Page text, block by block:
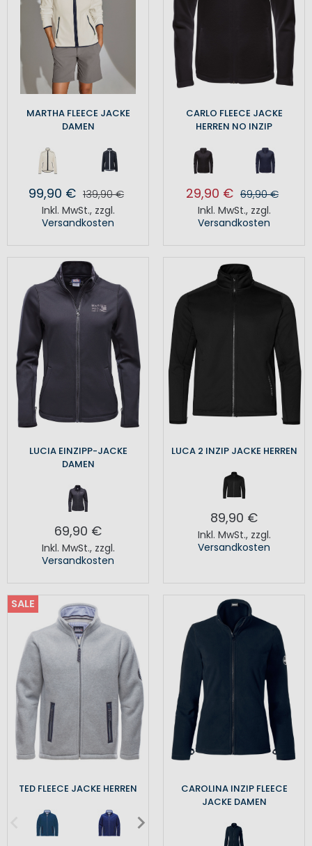
MARTHA FLEECE JACKE
DAMEN
99,90 € 139,90 €
Inkl. MwSt., zzgl.
Versandkosten
CARLO FLEECE JACKE
HERREN NO INZIP
29,90 € 69,90 €
Inkl. MwSt., zzgl.
Versandkosten
LUCIA EINZIPP-JACKE
DAMEN
69,90 €
Inkl. MwSt., zzgl.
Versandkosten
LUCA 2 INZIP JACKE HERREN
89,90 €
Inkl. MwSt., zzgl.
Versandkosten
SALE
TED FLEECE JACKE HERREN
CAROLINA INZIP FLEECE
JACKE DAMEN